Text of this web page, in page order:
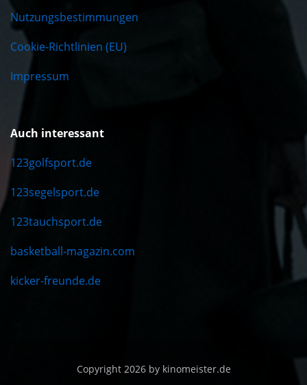
Nutzungsbestimmungen
Cookie-Richtlinien (EU)
Impressum
Auch interessant
123golfsport.de
123segelsport.de
123tauchsport.de
basketball-magazin.com
kicker-freunde.de
Copyright 2026 by kinomeister.de